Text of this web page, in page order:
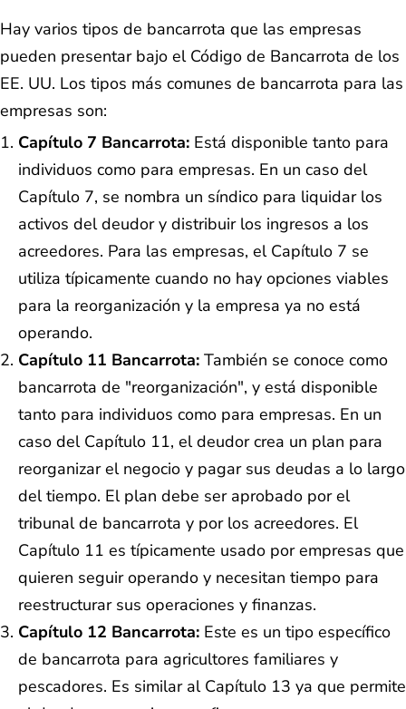
Hay varios tipos de bancarrota que las empresas
pueden presentar bajo el Código de Bancarrota de los
EE. UU. Los tipos más comunes de bancarrota para las
empresas son:
Capítulo 7 Bancarrota: Está disponible tanto para
individuos como para empresas. En un caso del
Capítulo 7, se nombra un síndico para liquidar los
activos del deudor y distribuir los ingresos a los
acreedores. Para las empresas, el Capítulo 7 se
utiliza típicamente cuando no hay opciones viables
para la reorganización y la empresa ya no está
operando.
Capítulo 11 Bancarrota: También se conoce como
bancarrota de "reorganización", y está disponible
tanto para individuos como para empresas. En un
caso del Capítulo 11, el deudor crea un plan para
reorganizar el negocio y pagar sus deudas a lo largo
del tiempo. El plan debe ser aprobado por el
tribunal de bancarrota y por los acreedores. El
Capítulo 11 es típicamente usado por empresas que
quieren seguir operando y necesitan tiempo para
reestructurar sus operaciones y finanzas.
Capítulo 12 Bancarrota: Este es un tipo específico
de bancarrota para agricultores familiares y
pescadores. Es similar al Capítulo 13 ya que permite